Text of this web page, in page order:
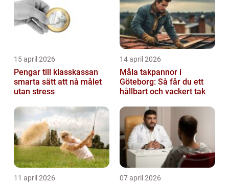
15 april 2026
Pengar till klasskassan
smarta sätt att nå målet
utan stress
14 april 2026
Måla takpannor i
Göteborg: Så får du ett
hållbart och vackert tak
11 april 2026 07 april 2026